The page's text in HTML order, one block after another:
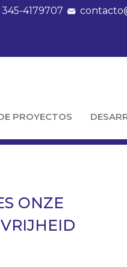
345-4179707
PROYECTOS
ONZE